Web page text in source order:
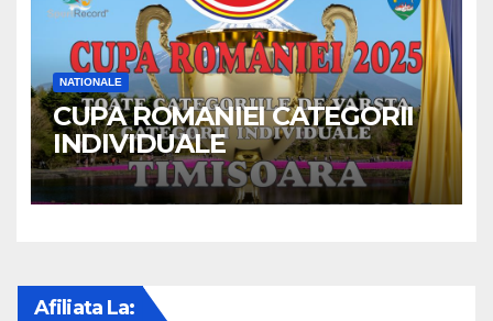
NATIONALE
CUPA ROMANIEI CATEGORII
INDIVIDUALE
Afiliata La: